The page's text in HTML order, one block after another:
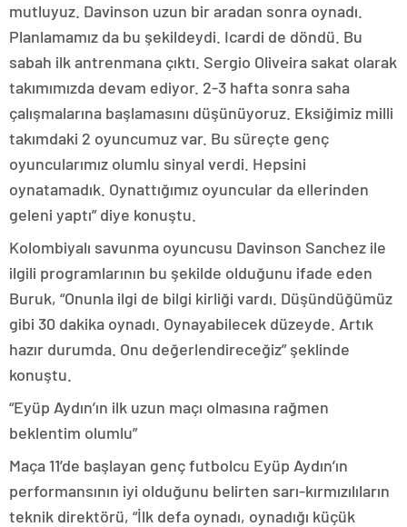
mutluyuz. Davinson uzun bir aradan sonra oynadı.
Planlamamız da bu şekildeydi. Icardi de döndü. Bu
sabah ilk antrenmana çıktı. Sergio Oliveira sakat olarak
takımımızda devam ediyor. 2-3 hafta sonra saha
çalışmalarına başlamasını düşünüyoruz. Eksiğimiz milli
takımdaki 2 oyuncumuz var. Bu süreçte genç
oyuncularımız olumlu sinyal verdi. Hepsini
oynatamadık. Oynattığımız oyuncular da ellerinden
geleni yaptı” diye konuştu.
Kolombiyalı savunma oyuncusu Davinson Sanchez ile
ilgili programlarının bu şekilde olduğunu ifade eden
Buruk, “Onunla ilgi de bilgi kirliği vardı. Düşündüğümüz
gibi 30 dakika oynadı. Oynayabilecek düzeyde. Artık
hazır durumda. Onu değerlendireceğiz” şeklinde
konuştu.
“Eyüp Aydın’ın ilk uzun maçı olmasına rağmen
beklentim olumlu”
Maça 11’de başlayan genç futbolcu Eyüp Aydın’ın
performansının iyi olduğunu belirten sarı-kırmızılıların
teknik direktörü, “İlk defa oynadı, oynadığı küçük